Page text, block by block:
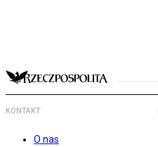
KONTAKT
O nas